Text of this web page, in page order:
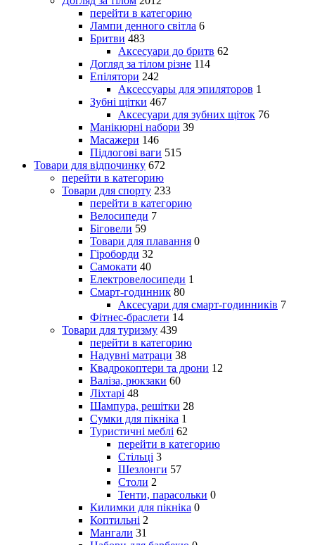
перейти в категорию
Лампи денного світла 6
Бритви 483
Аксесуари до бритв 62
Догляд за тілом різне 114
Епілятори 242
Аксессуары для эпиляторов 1
Зубні щітки 467
Аксесуари для зубних щіток 76
Манікюрні набори 39
Масажери 146
Підлогові ваги 515
Товари для відпочинку 672
перейти в категорию
Товари для спорту 233
перейти в категорию
Велосипеди 7
Біговели 59
Товари для плавання 0
Гіроборди 32
Самокати 40
Електровелосипеди 1
Смарт-годинник 80
Аксесуари для смарт-годинників 7
Фітнес-браслети 14
Товари для туризму 439
перейти в категорию
Надувні матраци 38
Квадрокоптери та дрони 12
Валіза, рюкзаки 60
Ліхтарі 48
Шампура, решітки 28
Сумки для пікніка 1
Туристичні меблі 62
перейти в категорию
Стільці 3
Шезлонги 57
Столи 2
Тенти, парасольки 0
Килимки для пікніка 0
Коптильні 2
Мангали 31